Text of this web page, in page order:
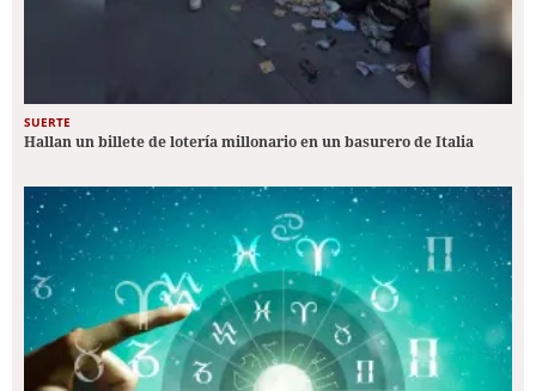
SUERTE
Hallan un billete de lotería millonario en un basurero de Italia